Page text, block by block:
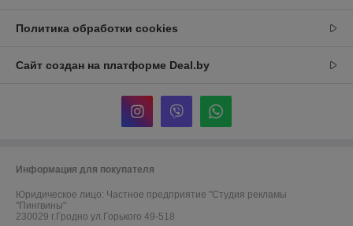
Политика обработки cookies
Сайт создан на платформе Deal.by
Информация для покупателя
Юридическое лицо: Частное предприятие "Студия рекламы
"Пингвины"
230029 г.Гродно ул.Горького 49-518